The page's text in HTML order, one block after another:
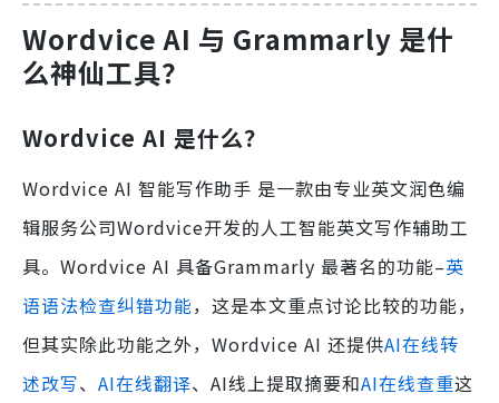
Wordvice AI 与 Grammarly 是什
么神仙工具？
Wordvice AI 是什么？
Wordvice AI 智能写作助手 是一款由专业英文润色编
辑服务公司Wordvice开发的人工智能英文写作辅助工
具。Wordvice AI 具备Grammarly 最著名的功能–英
语语法检查纠错功能，这是本文重点讨论比较的功能，
但其实除此功能之外，Wordvice AI 还提供AI在线转
述改写、 AI在线翻译、AI线上提取摘要和AI在线查重这